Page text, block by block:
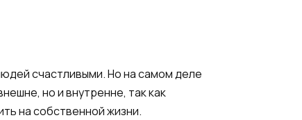
счастливыми. Но на самом деле
но и внутренне, так как
на собственной жизни.